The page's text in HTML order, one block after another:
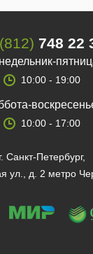
748 22
10:00 - 19:00
10:00 - 17:00
г. Санкт-Петербург,
ул., д. 2 метро